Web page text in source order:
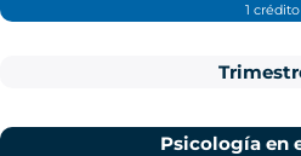
1 crédito
Psicología en